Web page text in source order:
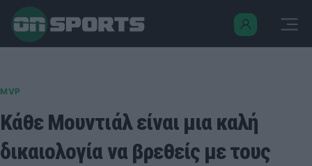
MVP
Κάθε Μουντιάλ είναι μια καλή
δικαιολογία να βρεθείς με τους